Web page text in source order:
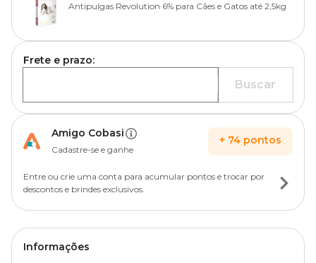
Antipulgas Revolution 6% para Cães e Gatos até 2,5kg
Frete e prazo:
Buscar
Amigo Cobasi
Cadastre-se e ganhe
+ 74 pontos
Entre ou crie uma conta para acumular pontos e trocar por
descontos e brindes exclusivos.
Informações